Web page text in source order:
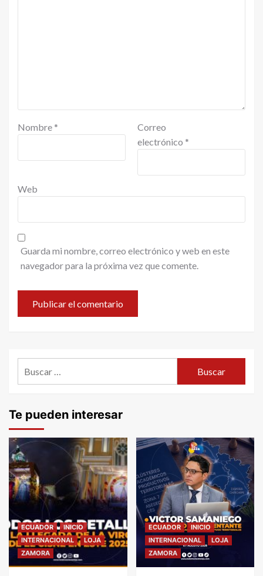
Nombre *
Correo
electrónico *
Web
Guarda mi nombre, correo electrónico y web en este
navegador para la próxima vez que comente.
Te pueden interesar
ECUADOR
INICIO
INTERNACIONAL
LOJA
ZAMORA
ECUADOR
INICIO
INTERNACIONAL
LOJA
ZAMORA